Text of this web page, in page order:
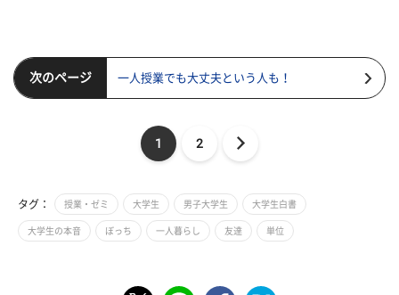
次のページ 一人授業でも大丈夫という人も！
1 2
タグ： 授業・ゼミ 大学生 男子大学生 大学生白書
大学生の本音 ぼっち 一人暮らし 友達 単位